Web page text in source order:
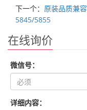
下一个： 原装品质兼
5845/5855
在线询价
微信号：
详细内容：